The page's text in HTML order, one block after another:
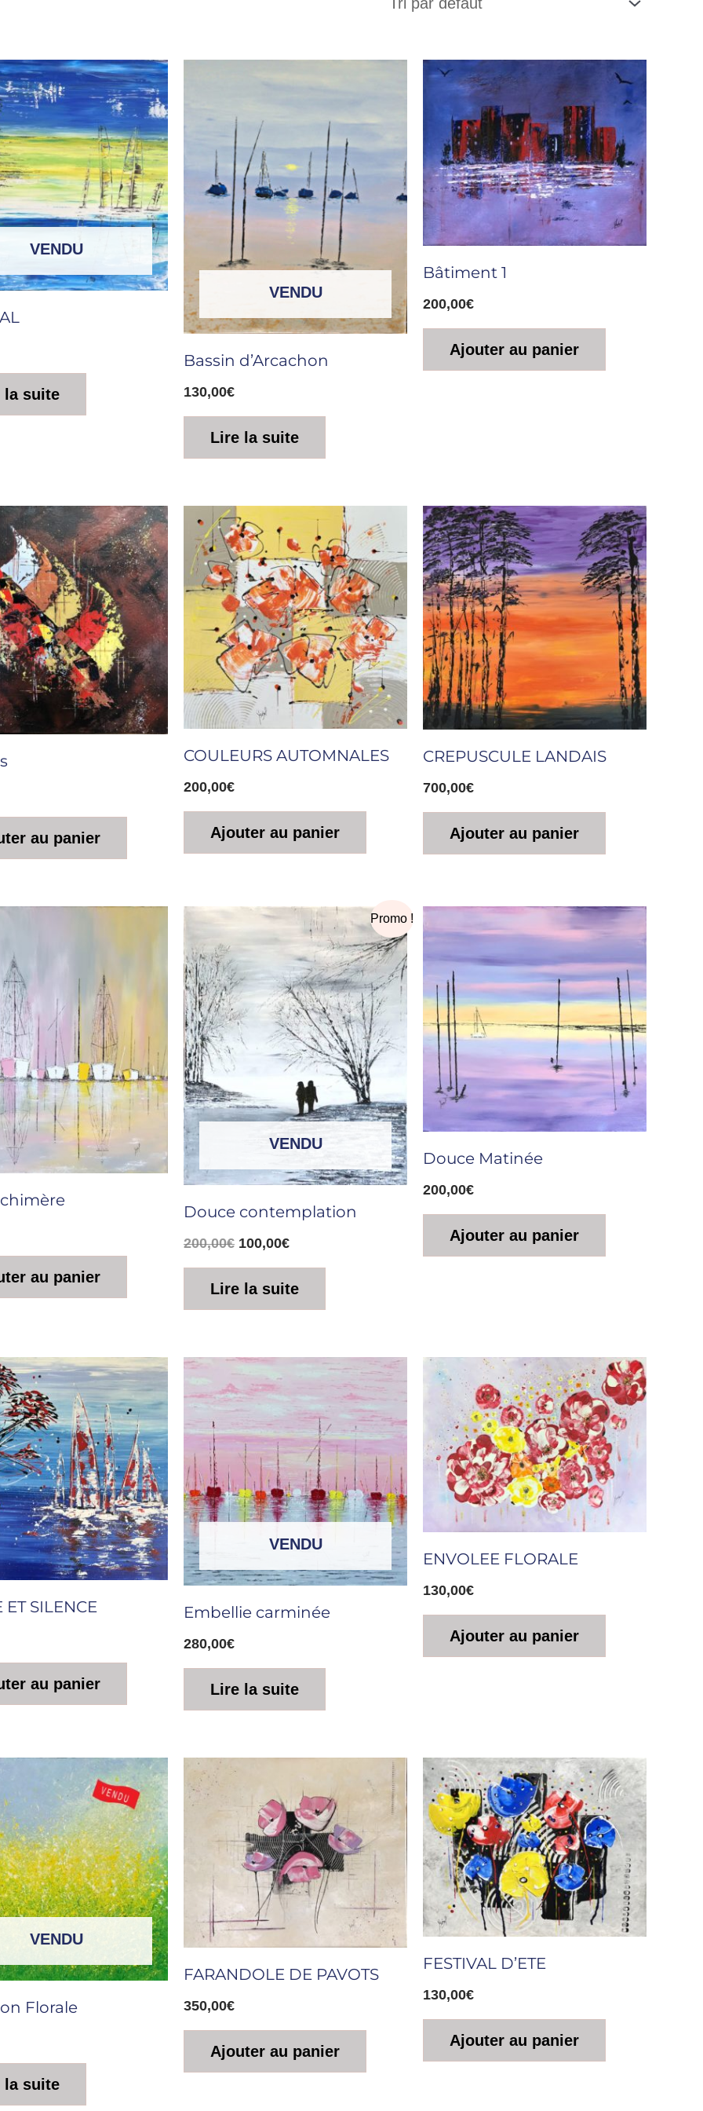
VENDU
la suite
VENDU
Bassin d’Arcachon
130,00€
Lire la suite
Bâtiment 1
200,00€
Ajouter au panier
au panier
COULEURS AUTOMNALES
200,00€
Ajouter au panier
CREPUSCULE LANDAIS
700,00€
Ajouter au panier
au panier
Promo !
VENDU
Douce contemplation
200,00€
initial
200,00€.
100,00€
Le
prix
actuel
est :
100,00€.
Lire la suite
Douce Matinée
200,00€
Ajouter au panier
ET SILENCE
au panier
VENDU
Embellie carminée
280,00€
Lire la suite
ENVOLEE FLORALE
130,00€
Ajouter au panier
VENDU
Florale
la suite
FARANDOLE DE PAVOTS
350,00€
Ajouter au panier
FESTIVAL D’ETE
130,00€
Ajouter au panier